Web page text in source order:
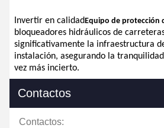
Invertir en calidadEquipo de protección
bloqueadores hidráulicos de
significativamente la infraestructura
instalación, asegurando la
vez más incierto.
Contactos
Contactos: